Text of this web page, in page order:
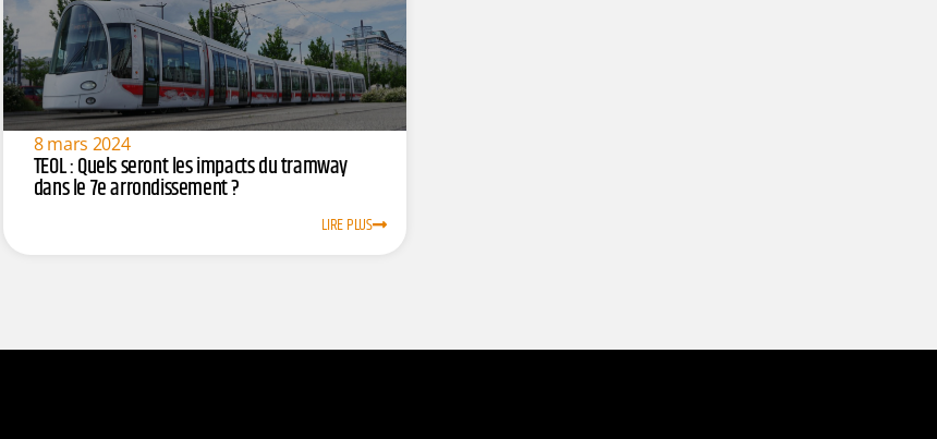
8 mars 2024
TEOL : Quels seront les impacts du tramway
dans le 7e arrondissement ?
LIRE PLUS